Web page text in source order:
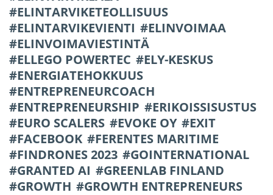
ELINTARVIKETEOLLISUUS
ELINTARVIKEVIENTI
ELINVOIMAA
ELINVOIMAVIESTINTÄ
ELLEGO POWERTEC
ELY-KESKUS
ENERGIATEHOKKUUS
ENTREPRENEURCOACH
ENTREPRENEURSHIP
ERIKOISSISUSTUS
EURO SCALERS
EVOKE OY
EXIT
FACEBOOK
FERENTES MARITIME
FINDRONES 2023
GOINTERNATIONAL
GRANTED AI
GREENLAB FINLAND
GROWTH
GROWTH ENTREPRENEURS